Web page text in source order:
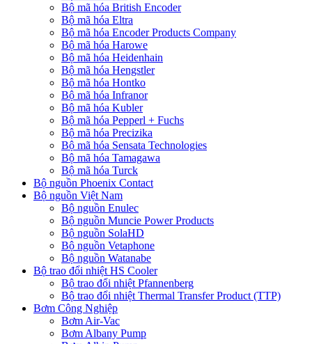
Bộ mã hóa British Encoder
Bộ mã hóa Eltra
Bộ mã hóa Encoder Products Company
Bộ mã hóa Harowe
Bộ mã hóa Heidenhain
Bộ mã hóa Hengstler
Bộ mã hóa Hontko
Bộ mã hóa Infranor
Bộ mã hóa Kubler
Bộ mã hóa Pepperl + Fuchs
Bộ mã hóa Precizika
Bộ mã hóa Sensata Technologies
Bộ mã hóa Tamagawa
Bộ mã hóa Turck
Bộ nguồn Phoenix Contact
Bộ nguồn Việt Nam
Bộ nguồn Enulec
Bộ nguồn Muncie Power Products
Bộ nguồn SolaHD
Bộ nguồn Vetaphone
Bộ nguồn Watanabe
Bộ trao đổi nhiệt HS Cooler
Bộ trao đổi nhiệt Pfannenberg
Bộ trao đổi nhiệt Thermal Transfer Product (TTP)
Bơm Công Nghiệp
Bơm Air-Vac
Bơm Albany Pump